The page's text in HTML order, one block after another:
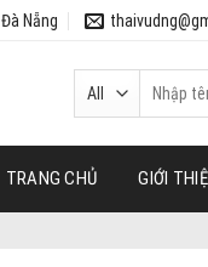
Nẵng
Tìm
kiếm:
TRANG CHỦ GIỚI